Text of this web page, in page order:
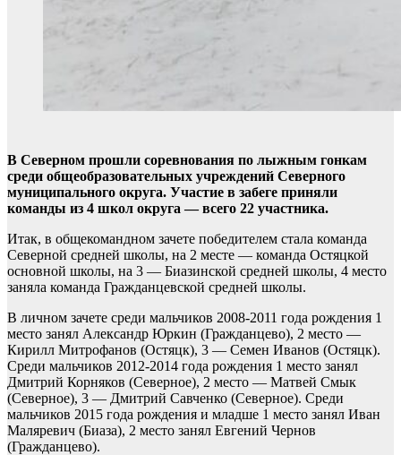
В Северном прошли соревнования по лыжным гонкам
среди общеобразовательных учреждений Северного
муниципального округа. Участие в забеге приняли
команды из 4 школ округа — всего 22 участника.
Итак, в общекомандном зачете победителем стала команда
Северной средней школы, на 2 месте — команда Остяцкой
основной школы, на 3 — Биазинской средней школы, 4 место
заняла команда Гражданцевской средней школы.
В личном зачете среди мальчиков 2008-2011 года рождения 1
место занял Александр Юркин (Гражданцево), 2 место —
Кирилл Митрофанов (Остяцк), 3 — Семен Иванов (Остяцк).
Среди мальчиков 2012-2014 года рождения 1 место занял
Дмитрий Корняков (Северное), 2 место — Матвей Смык
(Северное), 3 — Дмитрий Савченко (Северное). Среди
мальчиков 2015 года рождения и младше 1 место занял Иван
Маляревич (Биаза), 2 место занял Евгений Чернов
(Гражданцево).